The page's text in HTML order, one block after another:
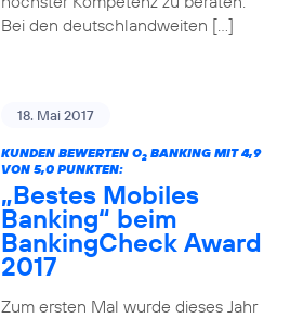
Bei den deutschlandweiten […]
18. Mai 2017
KUNDEN BEWERTEN O2BANKING MIT 4,9
VON 5,0 PUNKTEN:
„Bestes Mobiles
Banking“ beim
BankingCheck Award
2017
Zum ersten Mal wurde dieses Jahr